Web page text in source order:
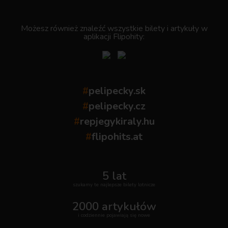
Możesz również znaleźć wszystkie bilety i artykuły w
aplikacji Flipohity:
#pelipecky.sk
#pelipecky.cz
#repjegykiraly.hu
#flipohits.at
5 lat
szukamy te najlepsze bilety lotnicze
2000 artykułów
i codziennie pojawiają się nowe